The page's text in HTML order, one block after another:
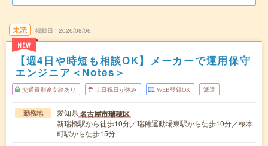
未読
NEW
掲載日 2026/08/06
【週4日や時短も相談OK】メーカーで運用保守
エンジニア＜Notes＞
交通費別途支給あり 土日祝日が休み WEB登録OK 派遣
勤務地 愛知県名古屋市瑞穂区
新瑞橋駅から徒歩10分／瑞穂運動場東駅から徒歩10分／桜本
町駅から徒歩15分